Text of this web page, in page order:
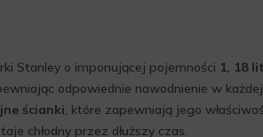
Stanley o imponującej pojemności 1, 18
odpowiednie nawodnienie w każdej
ścianki, które zapewniają jego
chłodny przez dłuższy czas.